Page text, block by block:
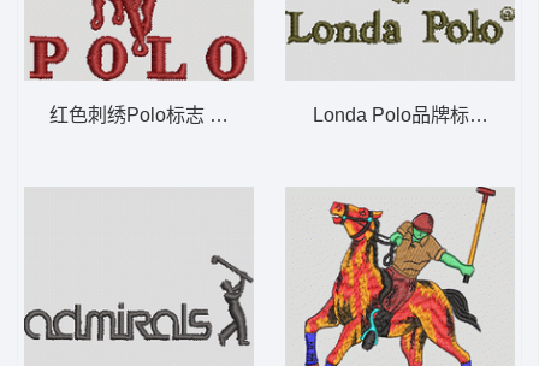
红色刺绣Polo标志 保罗 骑马 polo 男Londa Polo品牌标志 保罗